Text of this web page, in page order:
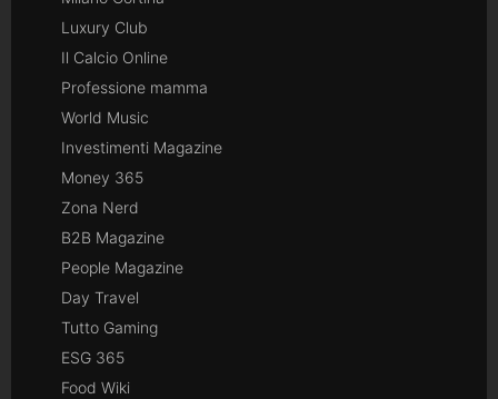
Luxury Club
Il Calcio Online
Professione mamma
World Music
Investimenti Magazine
Money 365
Zona Nerd
B2B Magazine
People Magazine
Day Travel
Tutto Gaming
ESG 365
Food Wiki